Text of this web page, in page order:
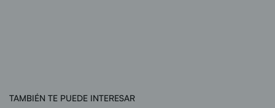
TAMBIÉN TE PUEDE INTERESAR